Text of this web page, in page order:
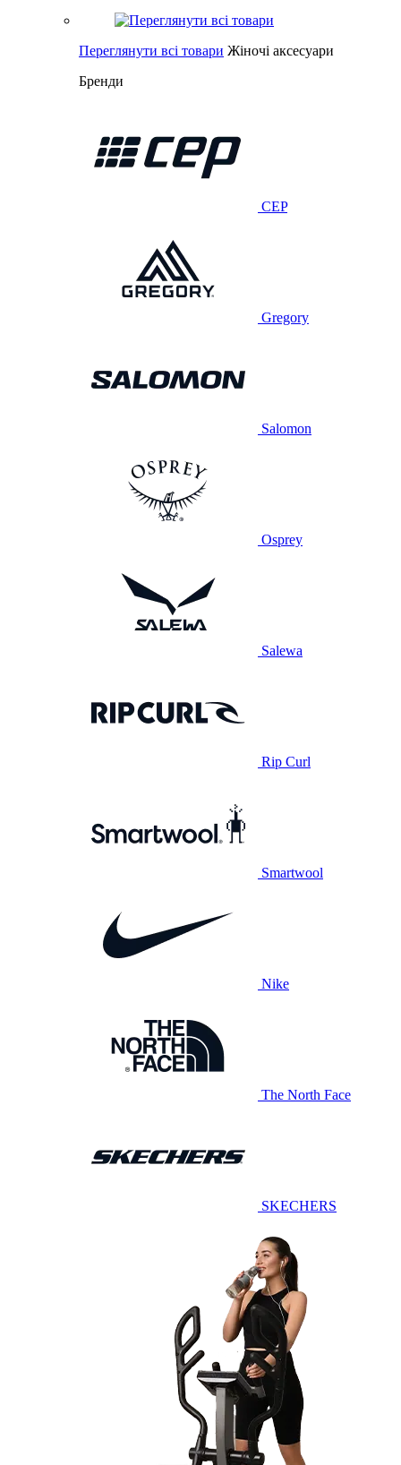
Переглянути всі товари Жіночі аксесуари
Бренди
CEP
Gregory
Salomon
Osprey
Salewa
Rip Curl
Smartwool
Nike
The North Face
SKECHERS